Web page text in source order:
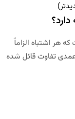
کههر اشتباه الزاماً
تفاوت قائل شده